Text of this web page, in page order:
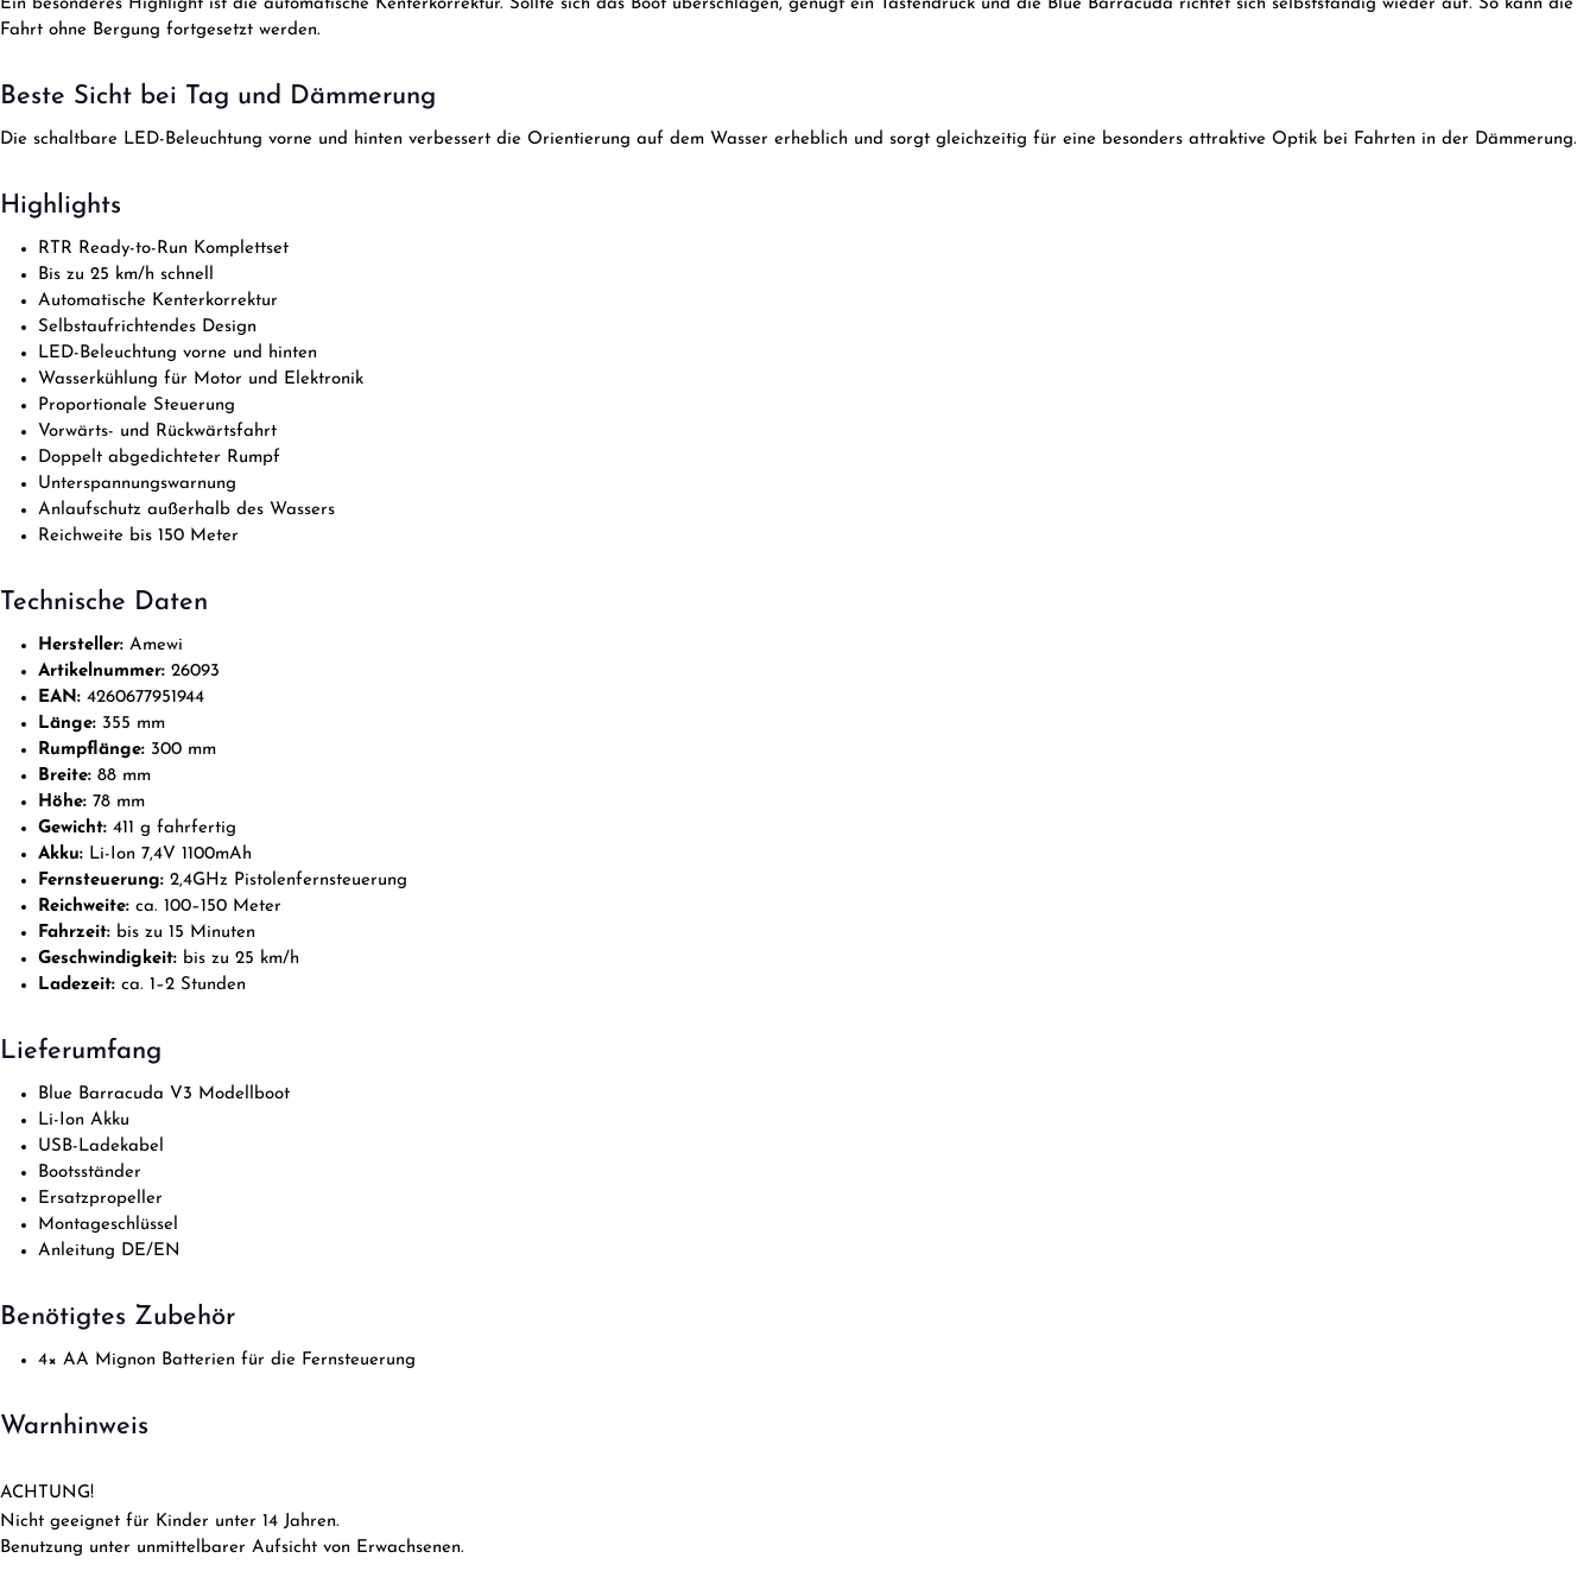
Ein besonderes Highlight ist die automatische Kenterkorrektur. Sollte sich das Boot überschlagen, genügt ein Tastendruck und die Blue Barracuda richtet sich selbstständig wieder auf. So kann die
Fahrt ohne Bergung fortgesetzt werden.
Beste Sicht bei Tag und Dämmerung
Die schaltbare LED-Beleuchtung vorne und hinten verbessert die Orientierung auf dem Wasser erheblich und sorgt gleichzeitig für eine besonders attraktive Optik bei Fahrten in der Dämmerung.
Highlights
RTR Ready-to-Run Komplettset
Bis zu 25 km/h schnell
Automatische Kenterkorrektur
Selbstaufrichtendes Design
LED-Beleuchtung vorne und hinten
Wasserkühlung für Motor und Elektronik
Proportionale Steuerung
Vorwärts- und Rückwärtsfahrt
Doppelt abgedichteter Rumpf
Unterspannungswarnung
Anlaufschutz außerhalb des Wassers
Reichweite bis 150 Meter
Technische Daten
Hersteller: Amewi
Artikelnummer: 26093
EAN: 4260677951944
Länge: 355 mm
Rumpflänge: 300 mm
Breite: 88 mm
Höhe: 78 mm
Gewicht: 411 g fahrfertig
Akku: Li-Ion 7,4V 1100mAh
Fernsteuerung: 2,4GHz Pistolenfernsteuerung
Reichweite: ca. 100–150 Meter
Fahrzeit: bis zu 15 Minuten
Geschwindigkeit: bis zu 25 km/h
Ladezeit: ca. 1–2 Stunden
Lieferumfang
Blue Barracuda V3 Modellboot
Li-Ion Akku
USB-Ladekabel
Bootsständer
Ersatzpropeller
Montageschlüssel
Anleitung DE/EN
Benötigtes Zubehör
4× AA Mignon Batterien für die Fernsteuerung
Warnhinweis
ACHTUNG!
Nicht geeignet für Kinder unter 14 Jahren.
Benutzung unter unmittelbarer Aufsicht von Erwachsenen.